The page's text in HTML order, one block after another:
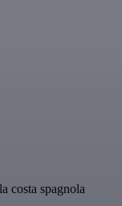
costa spagnola